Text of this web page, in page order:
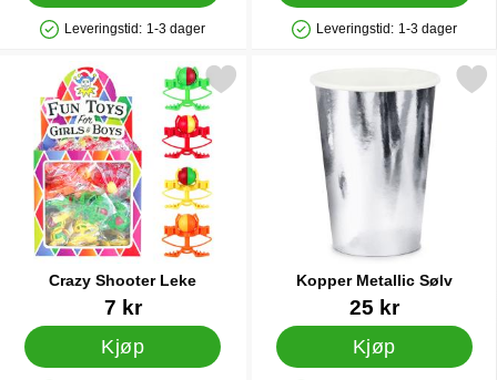
Produkttilgjengelighet: På lager
Leveringstid: 1-3 dager
Produkttilgjengelighet: På lager
Leveringstid: 1-3 dager
Crazy Shooter Leke
Varenummer 32758
7 kr
Kjøp
Merk crazy Shooter Leke som favoritt
Kopper Metallic Sølv
Varenummer 19639
25 kr
Kjøp
Merk kopper Metallic